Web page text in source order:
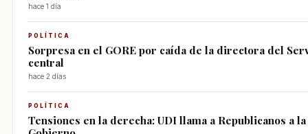
hace 1 día
POLÍTICA
Sorpresa en el GORE por caída de la directora del
central
hace 2 días
POLÍTICA
Tensiones en la derecha: UDI llama a Republicanos